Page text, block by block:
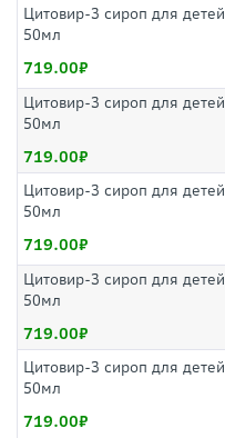
Цитовир-3 сироп для детей
50мл
719.00
Цитовир-3 сироп для детей
50мл
719.00
Цитовир-3 сироп для детей
50мл
719.00
Цитовир-3 сироп для детей
50мл
719.00
Цитовир-3 сироп для детей
50мл
719.00